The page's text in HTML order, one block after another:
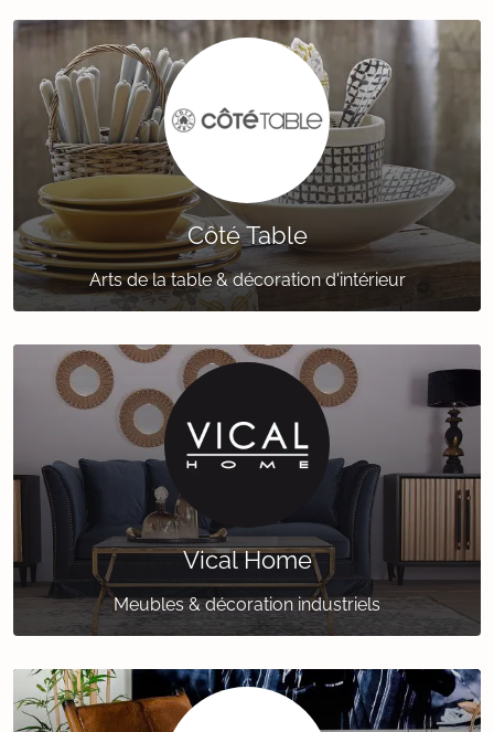
Côté Table
Arts de la table & décoration d'intérieur
Vical Home
Meubles & décoration industriels